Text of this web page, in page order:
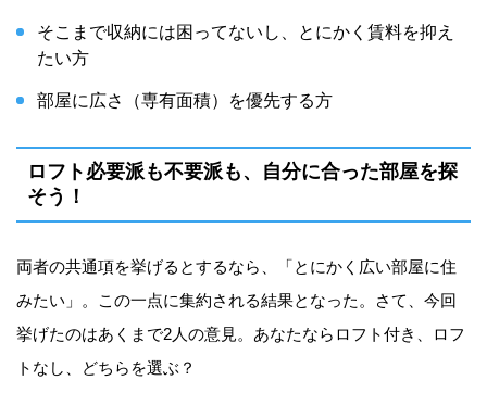
そこまで収納には困ってないし、とにかく賃料を抑え
たい方
部屋に広さ（専有面積）を優先する方
ロフト必要派も不要派も、自分に合った部屋を探
そう！
両者の共通項を挙げるとするなら、「とにかく広い部屋に住
みたい」。この一点に集約される結果となった。さて、今回
挙げたのはあくまで2人の意見。あなたならロフト付き、ロフ
トなし、どちらを選ぶ？